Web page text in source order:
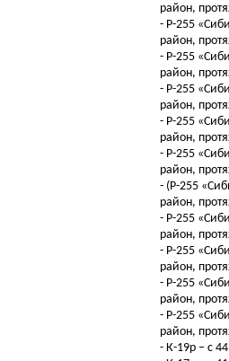
район,
- Р-255
район,
- Р-255
район,
- Р-255
район,
- Р-255
район,
- Р-255
район,
- (Р-255
район,
- Р-255
район,
- Р-255
район,
- Р-255
район,
- Р-255
район,
- К-19р – с